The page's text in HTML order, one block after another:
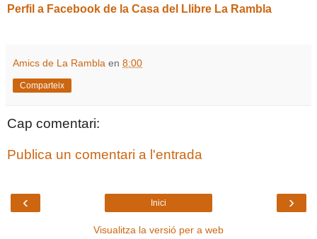
Perfil a Facebook de la Casa del Llibre La Rambla
Amics de La Rambla en 8:00
Comparteix
Cap comentari:
Publica un comentari a l'entrada
‹ ›
Inici
Visualitza la versió per a web